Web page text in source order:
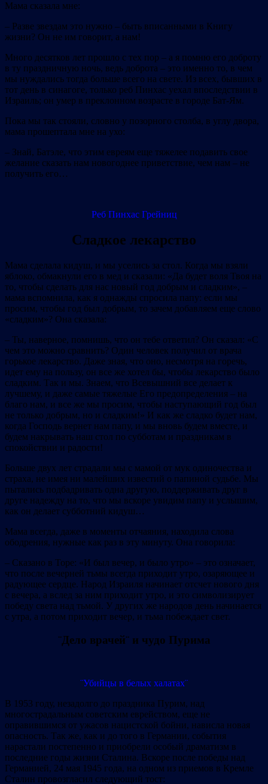
Мама сказала мне:
– Разве звездам это нужно – быть вписанными в Книгу
жизни? Он не им говорит, а нам!
Много десятков лет прошло с тех пор – а я помню его доброту
в ту праздничную ночь, ведь доброта – это именно то, в чем
мы нуждались тогда больше всего на свете. Из всех, бывших в
тот день в синагоге, только реб Пинхас уехал впоследствии в
Израиль; он умер в преклонном возрасте в городе Бат‐Ям.
Пока мы так стояли, словно у позорного столба, в углу двора,
мама прошептала мне на ухо:
– Знай, Батэле, что этим евреям еще тяжелее подавить свое
желание сказать нам новогоднее приветствие, чем нам – не
получить его…
Реб Пинхас Грейниц
Сладкое лекарство
Мама сделала кидуш, и мы уселись за стол. Когда мы взяли
яблоко, обмакнули его в мед и сказали: «Да будет воля Твоя на
то, чтобы сделать для нас новый год добрым и сладким», –
мама вспомнила, как я однажды спросила папу: если мы
просим, чтобы год был добрым, то зачем добавляем еще слово
«сладким»? Она сказала:
– Ты, наверное, помнишь, что он тебе ответил? Он сказал: «С
чем это можно сравнить? Один человек получил от врача
горькое лекарство. Даже зная, что оно, несмотря на горечь,
идет ему на пользу, он все же хотел бы, чтобы лекарство было
сладким. Так и мы. Знаем, что Всевышний все делает к
лучшему, и даже самые тяжелые Его предопределения – на
благо нам, и все же мы просим, чтобы наступающий год был
не только добрым, но и сладким!» И как же сладко будет нам,
когда Господь вернет нам папу, и мы вновь будем вместе, и
будем накрывать наш стол по субботам и праздникам в
спокойствии и радости!
Больше двух лет страдали мы с мамой от мук одиночества и
страха, не имея ни малейших известий о папиной судьбе. Мы
пытались подбадривать одна другую, поддерживать друг в
друге надежду на то, что мы вскоре увидим папу и услышим,
как он делает субботний кидуш…
Мама всегда, даже в моменты отчаяния, находила слова
ободрения, нужные как раз в эту минуту. Она говорила:
– Сказано в Торе: «И был вечер, и было утро» – это означает,
что после вечерней тьмы всегда приходит утро, озаряющее и
радующее сердце. Народ Израиля начинает отсчет нового дня
с вечера, а вслед за ним приходит утро, и это символизирует
победу света над тьмой. У других же народов день начинается
с утра, а потом приходит вечер, и тьма побеждает свет.
¨Дело врачей¨ и чудо Пурима
¨Убийцы в белых халатах¨
В 1953 году, незадолго до праздника Пурим, над
многострадальным советским еврейством, еще не
оправившимся от ужасов нацистской бойни, нависла новая
опасность. Так же, как и до того в Германии, события
нарастали постепенно и приобрели особый драматизм в
последние годы жизни Сталина. Вскоре после победы над
Германией, 24 мая 1945 года, на одном из приемов в Кремле
Сталин провозгласил следующий тост: